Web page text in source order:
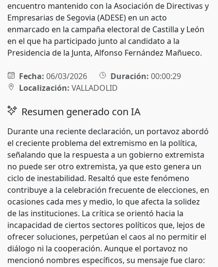
encuentro mantenido con la Asociación de Directivas y
Empresarias de Segovia (ADESE) en un acto
enmarcado en la campaña electoral de Castilla y León
en el que ha participado junto al candidato a la
Presidencia de la Junta, Alfonso Fernández Mañueco.
Fecha: 06/03/2026 Duración: 00:00:29
Localización: VALLADOLID
Resumen generado con IA
Durante una reciente declaración, un portavoz abordó
el creciente problema del extremismo en la política,
señalando que la respuesta a un gobierno extremista
no puede ser otro extremista, ya que esto genera un
ciclo de inestabilidad. Resaltó que este fenómeno
contribuye a la celebración frecuente de elecciones, en
ocasiones cada mes y medio, lo que afecta la solidez
de las instituciones. La crítica se orientó hacia la
incapacidad de ciertos sectores políticos que, lejos de
ofrecer soluciones, perpetúan el caos al no permitir el
diálogo ni la cooperación. Aunque el portavoz no
mencionó nombres específicos, su mensaje fue claro: